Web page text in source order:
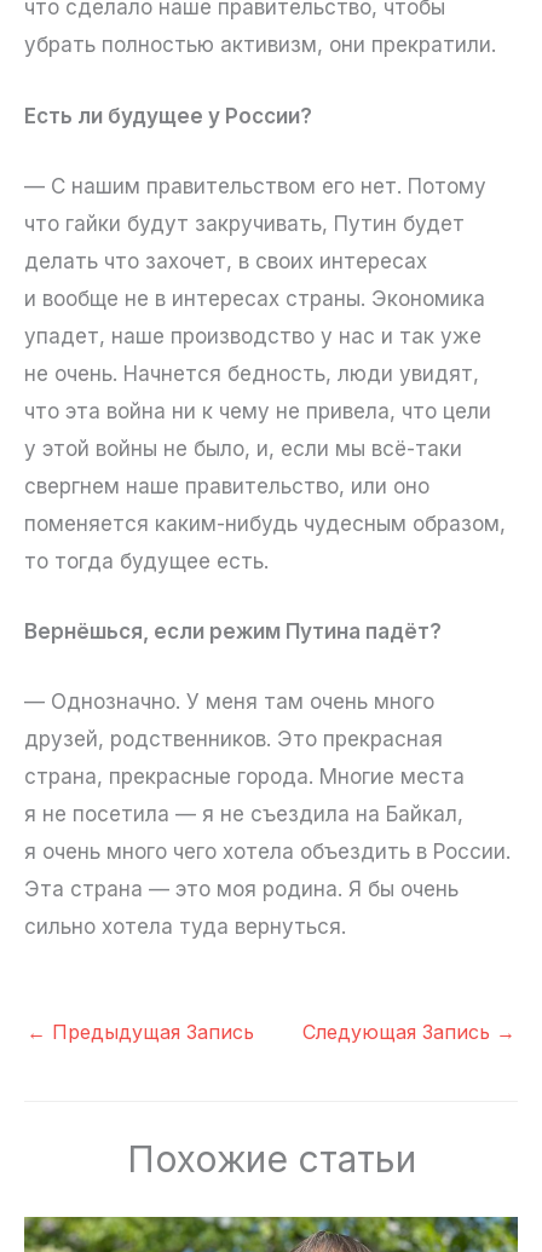
что сделало наше правительство, чтобы
убрать полностью активизм, они прекратили.
Есть ли будущее у России?
— С нашим правительством его нет. Потому
что гайки будут закручивать, Путин будет
делать что захочет, в своих интересах
и вообще не в интересах страны. Экономика
упадет, наше производство у нас и так уже
не очень. Начнется бедность, люди увидят,
что эта война ни к чему не привела, что цели
у этой войны не было, и, если мы всё-таки
свергнем наше правительство, или оно
поменяется каким-нибудь чудесным образом,
то тогда будущее есть.
Вернёшься, если режим Путина падёт?
— Однозначно. У меня там очень много
друзей, родственников. Это прекрасная
страна, прекрасные города. Многие места
я не посетила — я не съездила на Байкал,
я очень много чего хотела объездить в России.
Эта страна — это моя родина. Я бы очень
сильно хотела туда вернуться.
← Предыдущая Запись Следующая Запись →
Похожие статьи